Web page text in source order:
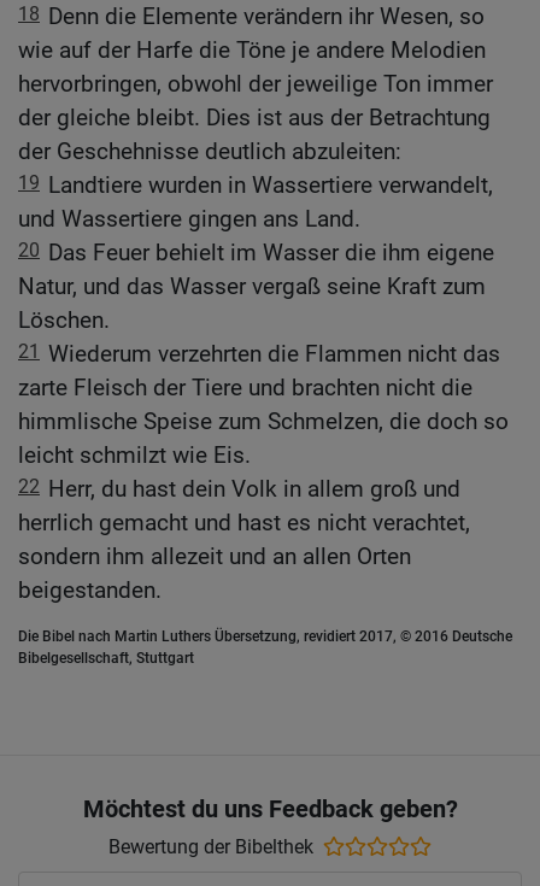
18 Denn die Elemente verändern ihr Wesen, so
wie auf der Harfe die Töne je andere Melodien
hervorbringen, obwohl der jeweilige Ton immer
der gleiche bleibt. Dies ist aus der Betrachtung
der Geschehnisse deutlich abzuleiten:
19 Landtiere wurden in Wassertiere verwandelt,
und Wassertiere gingen ans Land.
20 Das Feuer behielt im Wasser die ihm eigene
Natur, und das Wasser vergaß seine Kraft zum
Löschen.
21 Wiederum verzehrten die Flammen nicht das
zarte Fleisch der Tiere und brachten nicht die
himmlische Speise zum Schmelzen, die doch so
leicht schmilzt wie Eis.
22 Herr, du hast dein Volk in allem groß und
herrlich gemacht und hast es nicht verachtet,
sondern ihm allezeit und an allen Orten
beigestanden.
Die Bibel nach Martin Luthers Übersetzung, revidiert 2017, © 2016 Deutsche
Bibelgesellschaft, Stuttgart
Möchtest du uns Feedback geben?
Bewertung der Bibelthek